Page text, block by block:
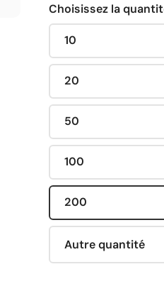
Choisissez la
10
20
50
100
200
Autre quantité